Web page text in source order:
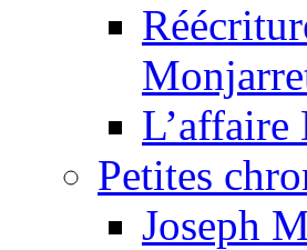
L’affaire
Petites
Joseph